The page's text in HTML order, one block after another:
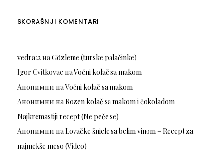
SKORAŠNJI KOMENTARI
vedra22наGözleme (turske palačinke)
Igor Cvitkovac наVoćni kolač sa makom
Анонимни наVoćni kolač sa makom
Анонимни наRozen kolač sa makom i čokoladom –
Najkremastiji recept (Ne peče se)
Анонимни наLovačke šnicle sa belim vinom – Recept za
najmekše meso (Video)